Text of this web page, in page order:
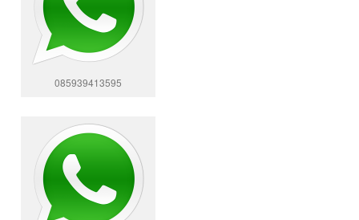
085939413595